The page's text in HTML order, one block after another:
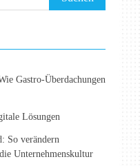
Gastro-Überdachungen
Lösungen
So verändern
Unternehmenskultur